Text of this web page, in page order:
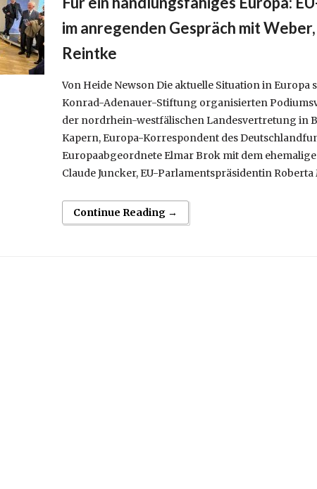
im anregenden Gespräch mit
Reintke
Von Heide Newson Die aktuelle Situation in
Konrad-Adenauer-Stiftung organisierten
der nordrhein-westfälischen Landesvertretung in
Kapern, Europa-Korrespondent des
Europaabgeordnete Elmar Brok mit dem
Claude Juncker, EU-Parlamentspräsidentin
Continue Reading →